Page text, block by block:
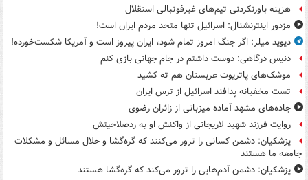
هزینه باورنکردنی تیم‌های غیرفوتبالی استقلال
مزدور اینترنشنال: اسرائیل تنها متحد مردم ایران است!
دیوید میلر: اگر جنگ امروز تمام شود، ایران پیروز است و آمریکا شکست‌خورده!
دنیس درگاهی: دوست داشتم در جام جهانی بازی کنم
موشک‌های پاتریوت عربستان هم ته‌ کشید
تست مخفیانه پدافند اسرائیل از ترس ایران
جاده‌های مشهد آماده میزبانی از زائران رضوی
روایت فرزند شهید لاریجانی از واکنش او به ردصلاحیتش
پزشکیان: دشمن کسانی را ترور می‌کنند که گره‌گشا و حلال مسائل و مشکلات
جامعه ما هستند
پزشکیان: دشمن آدم‌هایی را ترور می‌کند که گره‌گشا هستند